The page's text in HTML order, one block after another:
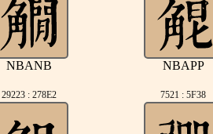
NBANB NBAPP
29223 : 278E2 7521 : 5F38